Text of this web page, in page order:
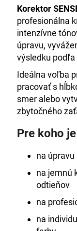
Korektor
profesionálna
intenzívne
úpravu,
výsledku
Ideálna voľba
pracovať s
smer alebo
zbytočného
Pre koho
na
na jemnú
odtieňov
na
na
HC
LUXURY
HYDROBALANCE
DVOJFÁZOVÝ-
OŠETRUJÚCI
SPREJ
€35,22